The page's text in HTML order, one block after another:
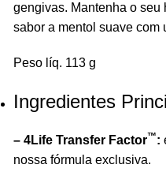
gengivas. Mantenha o seu
sabor a mentol suave com
Peso líq. 113 g
Ingredientes
– 4Life Transfer Factor™:
nossa fórmula exclusiva.